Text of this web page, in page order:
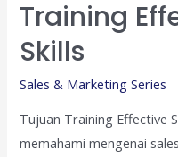
Training
Skills
Sales & Marketing Series
Tujuan Training Effective
memahami mengenai